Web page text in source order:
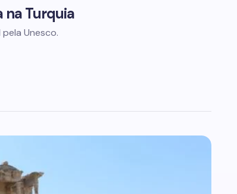
na Turquia
Unesco.